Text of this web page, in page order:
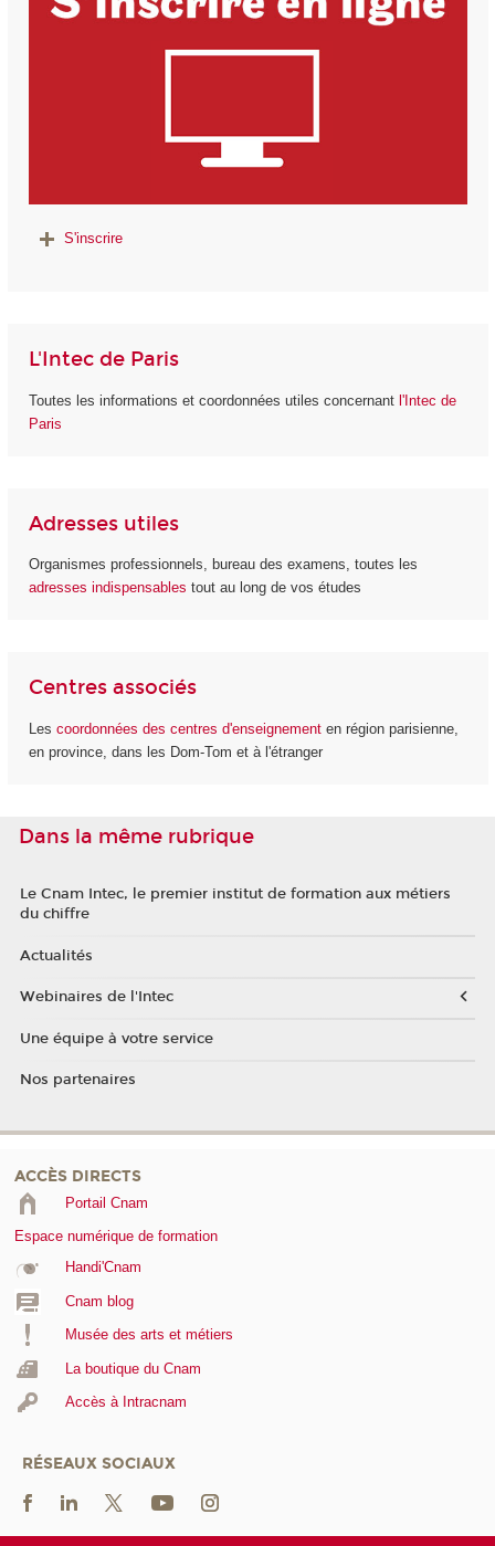
S'inscrire
L'Intec de Paris
Toutes les informations et coordonnées utiles concernant l'Intec de
Paris
Adresses utiles
Organismes professionnels, bureau des examens, toutes les
adresses indispensables tout au long de vos études
Centres associés
Les coordonnées des centres d'enseignement en région parisienne,
en province, dans les Dom-Tom et à l'étranger
Dans la même rubrique
Le Cnam Intec, le premier institut de formation aux métiers
du chiffre
Actualités
Webinaires de l'Intec
Une équipe à votre service
Nos partenaires
ACCÈS DIRECTS
Portail Cnam
Espace numérique de formation
Handi'Cnam
Cnam blog
Musée des arts et métiers
La boutique du Cnam
Accès à Intracnam
RÉSEAUX SOCIAUX